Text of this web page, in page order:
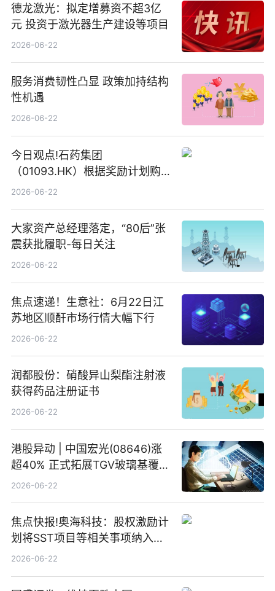
德龙激光：拟定增募资不超3亿
元 投资于激光器生产建设等项目
2026-06-22
服务消费韧性凸显 政策加持结构
性机遇
2026-06-22
今日观点!石药集团
（01093.HK）根据奖励计划购
回580万股
2026-06-22
大家资产总经理落定，“80后”张
震获批履职-每日关注
2026-06-22
焦点速递！生意社：6月22日江
苏地区顺酐市场行情大幅下行
2026-06-22
润都股份：硝酸异山梨酯注射液
获得药品注册证书
2026-06-22
港股异动 | 中国宏光(08646)涨
超40% 正式拓展TGV玻璃基覆铜
板新材料业务
2026-06-22
焦点快报!奥海科技：股权激励计
划将SST项目等相关事项纳入专
项业务发展考核指标
2026-06-22